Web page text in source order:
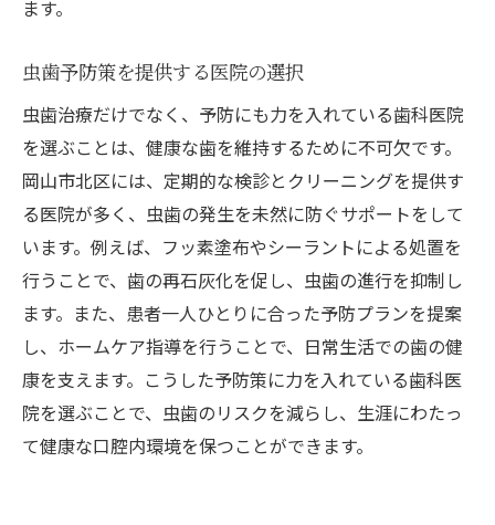
ます。
虫歯予防策を提供する医院の選択
虫歯治療だけでなく、予防にも力を入れている歯科医院
を選ぶことは、健康な歯を維持するために不可欠です。
岡山市北区には、定期的な検診とクリーニングを提供す
る医院が多く、虫歯の発生を未然に防ぐサポートをして
います。例えば、フッ素塗布やシーラントによる処置を
行うことで、歯の再石灰化を促し、虫歯の進行を抑制し
ます。また、患者一人ひとりに合った予防プランを提案
し、ホームケア指導を行うことで、日常生活での歯の健
康を支えます。こうした予防策に力を入れている歯科医
院を選ぶことで、虫歯のリスクを減らし、生涯にわたっ
て健康な口腔内環境を保つことができます。